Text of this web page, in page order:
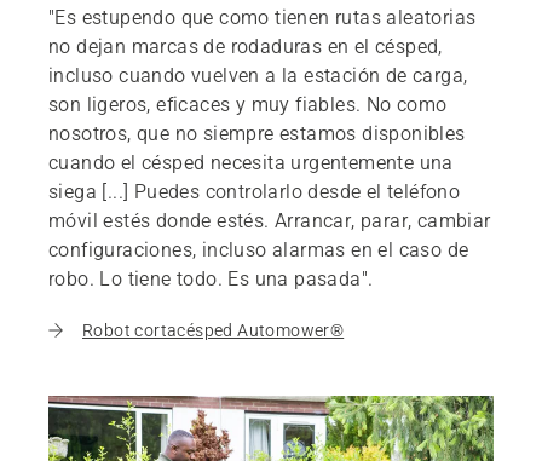
"Es estupendo que como tienen rutas aleatorias
no dejan marcas de rodaduras en el césped,
incluso cuando vuelven a la estación de carga,
son ligeros, eficaces y muy fiables. No como
nosotros, que no siempre estamos disponibles
cuando el césped necesita urgentemente una
siega [...] Puedes controlarlo desde el teléfono
móvil estés donde estés. Arrancar, parar, cambiar
configuraciones, incluso alarmas en el caso de
robo. Lo tiene todo. Es una pasada".
Robot cortacésped Automower®